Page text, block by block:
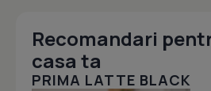
Recomandari
casa ta
PRIMA LATTE BLACK